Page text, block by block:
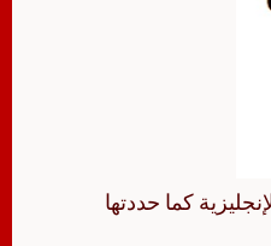
الإنجليزية كما حددتها